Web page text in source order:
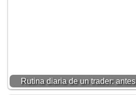
Rutina diaria de un trader: